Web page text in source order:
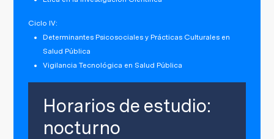
Ciclo IV:
Determinantes Psicosociales y Prácticas Culturales en
Salud Pública
Vigilancia Tecnológica en Salud Pública
Horarios de estudio:
nocturno